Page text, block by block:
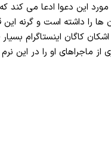
این دعوا ادعا می کند
را داشته است و گرنه این
کاگان اینستاگرام بسیار
از ماجراهای او را در این